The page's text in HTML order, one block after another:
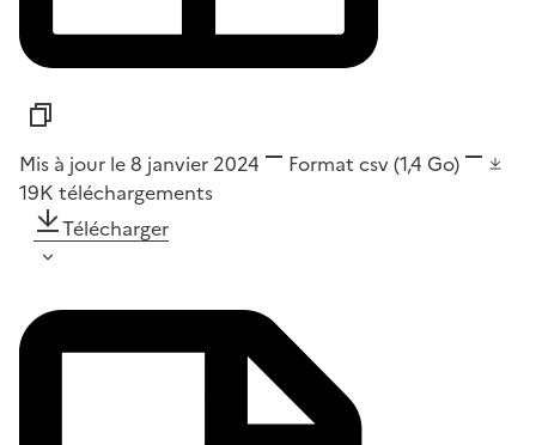
Mis à jour le 8 janvier 2024 Format csv(1,4 Go)
19K téléchargements
Télécharger